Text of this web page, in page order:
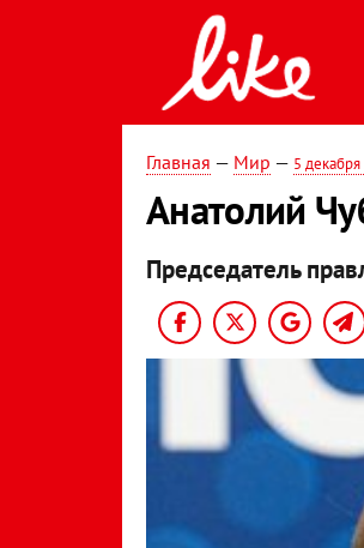
Главная — Мир — 5
Анатолий
Председатель